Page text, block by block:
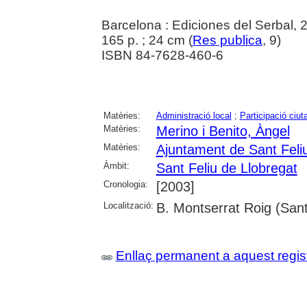
Barcelona : Ediciones del Serbal,
165 p. ; 24 cm (Res publica, 9)
ISBN 84-7628-460-6
Matèries: Administració local ; Participació
Matèries:
Merino i Benito, Àngel
Matèries: Ajuntament de Sant
Àmbit: Sant Feliu de Llobregat
Cronologia: [2003]
Localització: B. Montserrat Roig
Enllaç permanent a aquest